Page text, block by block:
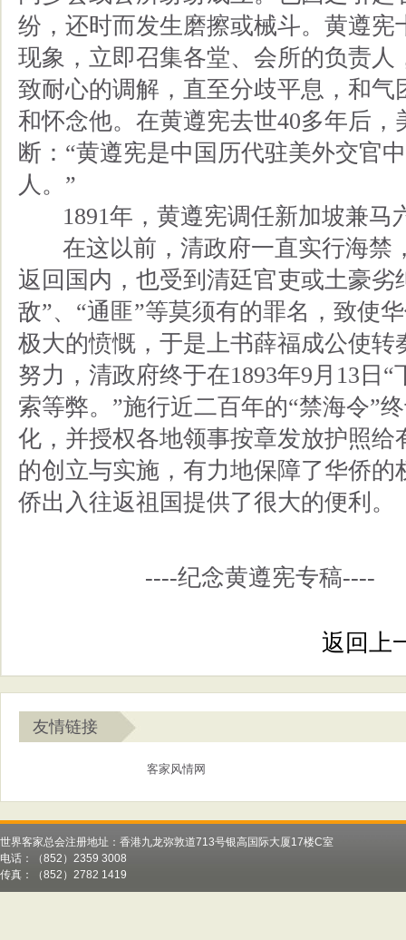
纷，还时而发生磨擦或械斗。黄遵
现象，立即召集各堂、会所的负责
致耐心的调解，直至分歧平息，和
和怀念他。在黄遵宪去世40多年后
断：“黄遵宪是中国历代驻美外交官
人。”
1891年，黄遵宪调任新加坡兼马
在这以前，清政府一直实行海禁
返回国内，也受到清廷官吏或土豪劣
敌”、“通匪”等莫须有的罪名，致使
极大的愤慨，于是上书薛福成公使
努力，清政府终于在1893年9月13日
索等弊。”施行近二百年的“禁海令”
化，并授权各地领事按章发放护照
的创立与实施，有力地保障了华侨
侨出入往返祖国提供了很大的便利。
----纪念黄遵宪专稿----
返回上
友情链接
客家风情网
世界客家总会注册地址：香港九龙弥敦道713号银高国际大厦17楼C室
电话：（852）2359 3008
传真：（852）2782 1419